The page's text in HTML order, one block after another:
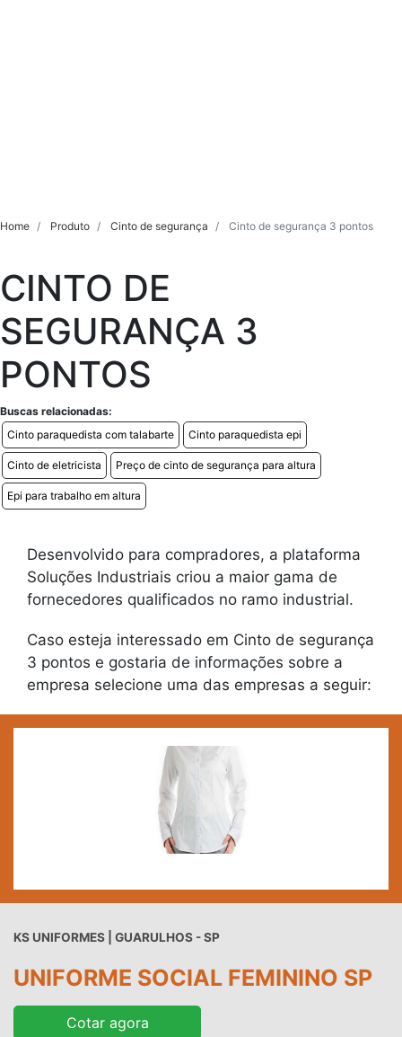
Home Produto Cinto de segurança Cinto de segurança 3 pontos
CINTO DE
SEGURANÇA 3
PONTOS
Buscas relacionadas:
Cinto paraquedista com talabarte
Cinto paraquedista epi
Cinto de eletricista Preço de cinto de segurança para altura
Epi para trabalho em altura
Desenvolvido para compradores, a plataforma
Soluções Industriais criou a maior gama de
fornecedores qualificados no ramo industrial.
Caso esteja interessado em Cinto de segurança
3 pontos e gostaria de informações sobre a
empresa selecione uma das empresas a seguir:
KS UNIFORMES | GUARULHOS - SP
UNIFORME SOCIAL FEMININO SP
Cotar agora